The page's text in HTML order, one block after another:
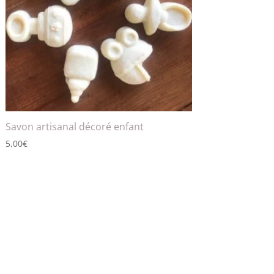
Savon artisanal décoré enfant
5,00€